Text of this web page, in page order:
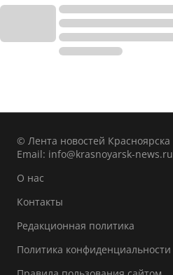
© Лента новостей Красноярска
Email: info@krasnoyarsk-news.ru
О нас
Контакты
Редакционная политика
Политика конфиденциальности